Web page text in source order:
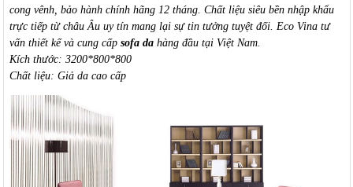
cong vênh, bảo hành chính hãng 12 tháng. Chất liệu siêu bền nhập khẩu
trực tiếp từ châu Âu uy tín mang lại sự tin tưởng tuyệt đối. Eco Vina tư
vấn thiết kế và cung cấp sofa dahàng đầu tại Việt Nam.
Kích thước: 3200*800*800
Chất liệu: Giả da cao cấp